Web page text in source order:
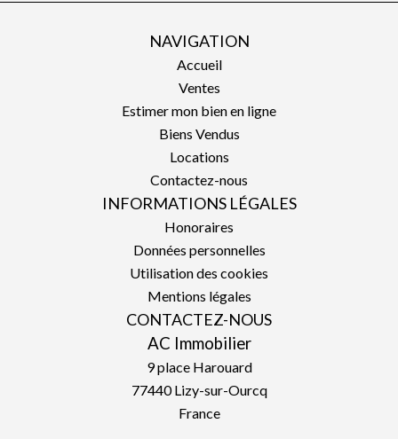
NAVIGATION
Accueil
Ventes
Estimer mon bien en ligne
Biens Vendus
Locations
Contactez-nous
INFORMATIONS LÉGALES
Honoraires
Données personnelles
Utilisation des cookies
Mentions légales
CONTACTEZ-NOUS
AC Immobilier
9 place Harouard
77440Lizy-sur-Ourcq
France